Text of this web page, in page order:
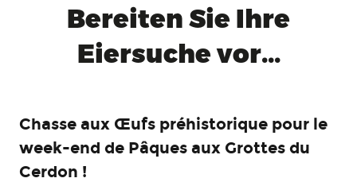
Bereiten Sie Ihre
Eiersuche vor...
Chasse aux Œufs préhistorique pour le
week-end de Pâques aux Grottes du
Cerdon !